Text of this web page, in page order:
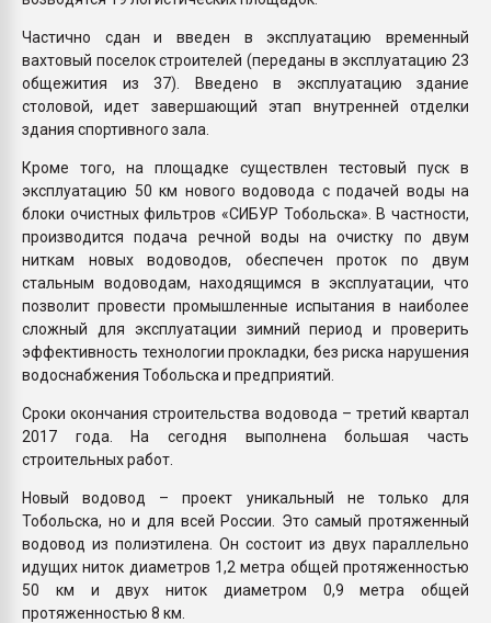
Частично сдан и введен в эксплуатацию временный
вахтовый поселок строителей (переданы в эксплуатацию 23
общежития из 37). Введено в эксплуатацию здание
столовой, идет завершающий этап внутренней отделки
здания спортивного зала.
Кроме того, на площадке существлен тестовый пуск в
эксплуатацию 50 км нового водовода с подачей воды на
блоки очистных фильтров «СИБУР Тобольска». В частности,
производится подача речной воды на очистку по двум
ниткам новых водоводов, обеспечен проток по двум
стальным водоводам, находящимся в эксплуатации, что
позволит провести промышленные испытания в наиболее
сложный для эксплуатации зимний период и проверить
эффективность технологии прокладки, без риска нарушения
водоснабжения Тобольска и предприятий.
Сроки окончания строительства водовода – третий квартал
2017 года. На сегодня выполнена большая часть
строительных работ.
Новый водовод – проект уникальный не только для
Тобольска, но и для всей России. Это самый протяженный
водовод из полиэтилена. Он состоит из двух параллельно
идущих ниток диаметров 1,2 метра общей протяженностью
50 км и двух ниток диаметром 0,9 метра общей
протяженностью 8 км.